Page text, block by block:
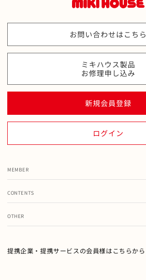
お問い合わせはこちら
ミキハウス製品
お修理申し込み
新規会員登録
ログイン
MEMBER
注文履歴
メールマガジン
CONTENTS
て
OTHER
ご利用ガイド
提携企業・提携サービスの会員様はこちらから